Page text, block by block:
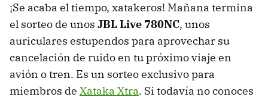
¡Se acaba el tiempo, xatakeros! Mañana termina
el sorteo de unos JBL Live 780NC, unos
auriculares estupendos para aprovechar su
cancelación de ruido en tu próximo viaje en
avión o tren. Es un sorteo exclusivo para
miembros de Xataka Xtra. Si todavía no conoces